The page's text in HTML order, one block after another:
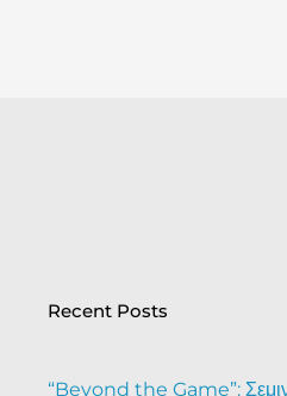
Recent Posts
“Beyond the Game”: